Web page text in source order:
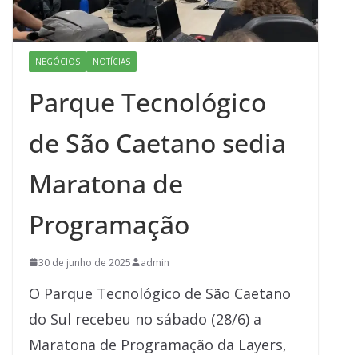
NEGÓCIOS NOTÍCIAS
Parque Tecnológico
de São Caetano sedia
Maratona de
Programação
30 de junho de 2025 admin
O Parque Tecnológico de São Caetano
do Sul recebeu no sábado (28/6) a
Maratona de Programação da Layers,